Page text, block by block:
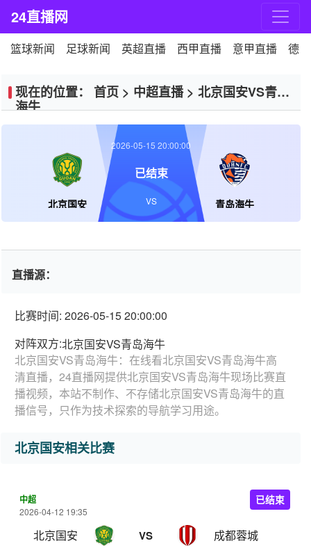
24直播网
篮球新闻 足球新闻 英超直播 西甲直播 意甲直播 德
现在的位置： 首页 > 中超直播> 北京国安VS青岛
海牛
北京国安 青岛海牛
2026-05-15 20:00:00
已结束
VS
直播源：
比赛时间: 2026-05-15 20:00:00
对阵双方:北京国安VS青岛海牛
北京国安VS青岛海牛：在线看北京国安VS青岛海牛高
清直播，24直播网提供北京国安VS青岛海牛现场比赛直
播视频，本站不制作、不存储北京国安VS青岛海牛的直
播信号，只作为技术探索的导航学习用途。
北京国安相关比赛
中超
2026-04-12 19:35
北京国安 VS 成都蓉城
已结束